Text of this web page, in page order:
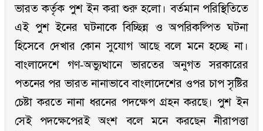
ভারত কর্তৃক পুশ ইন করা শুরু হলো। বর্তমান পরিস্থিতিতে
এই পুশ ইনের ঘটনাকে বিচ্ছিন্ন ও অপরিকল্পিত ঘটনা
হিসেবে দেখার কোন সুযোগ আছে বলে মনে হচ্ছে না।
বাংলাদেশে গণ-অভ্যুত্থানে ভারতের অনুগত সরকারের
পতনের পর ভারত নানাভাবে বাংলাদেশের ওপর চাপ সৃষ্টির
চেষ্টা করতে নানা ধরনের পদক্ষেপ গ্রহন করছে। পুশ ইন
সেই পদক্ষেপেরই অংশ বলে মনে করছেন নীরাপত্তা